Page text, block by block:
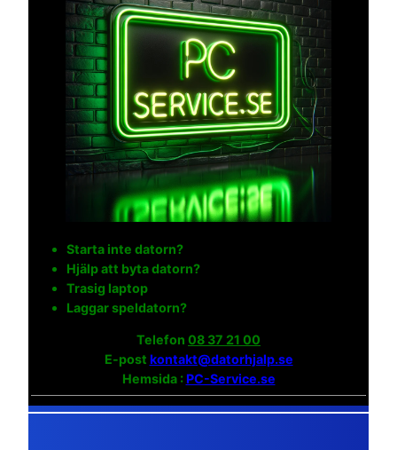
Starta inte datorn?
Hjälp att byta datorn?
Trasig laptop
Laggar speldatorn?
Telefon 08 37 21 00
E-post kontakt@datorhjalp.se
Hemsida :PC-Service.se